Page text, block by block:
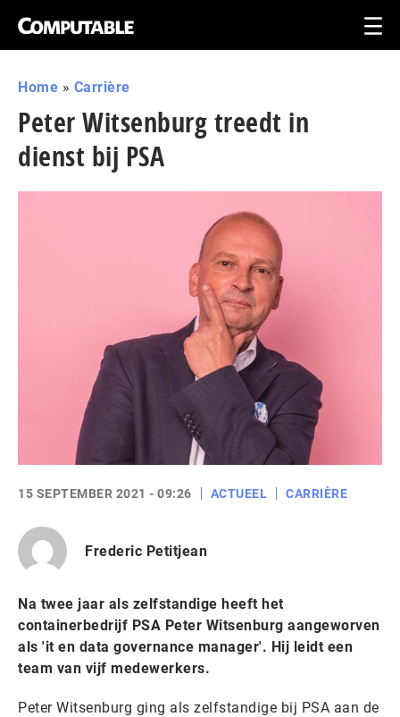
Home » Carrière
Peter Witsenburg treedt in
dienst bij PSA
15 SEPTEMBER 2021 - 09:26 ACTUEEL CARRIÈRE
Frederic Petitjean
Na twee jaar als zelfstandige heeft het
containerbedrijf PSA Peter Witsenburg aangeworven
als 'it en data governance manager'. Hij leidt een
team van vijf medewerkers.
Peter Witsenburg ging als zelfstandige bij PSA aan de